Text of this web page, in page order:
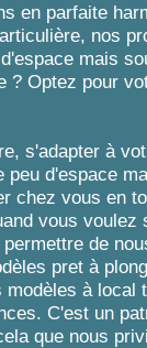
en parfaite
nos
mais
? Optez pour
s'adapter à
peu d'espace
chez vous en
vous voulez
de
pret à
à local
C'est un
que nous